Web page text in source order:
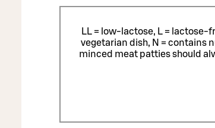
LL = low-lactose, L = lactose-
vegetarian dish, N = contains
minced meat patties should